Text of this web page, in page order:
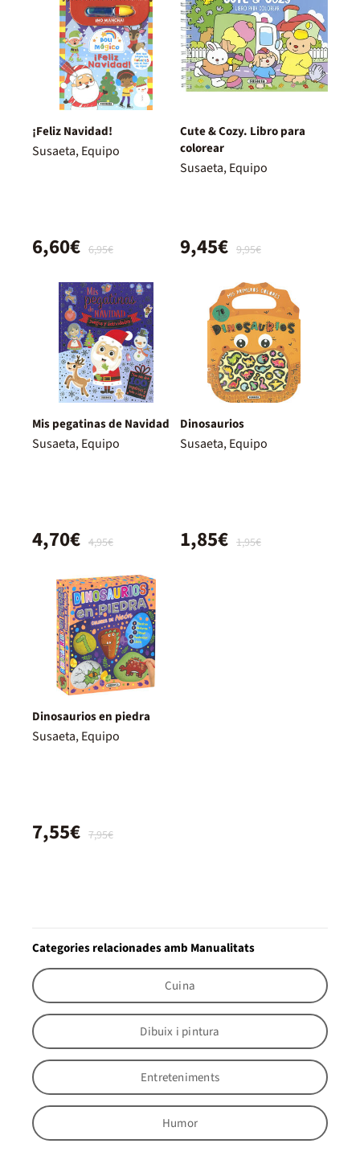
¡Feliz Navidad!
Susaeta, Equipo
6,95€
6,60€
Cute & Cozy. Libro para
colorear
Susaeta, Equipo
9,95€
9,45€
Mis pegatinas de Navidad
Susaeta, Equipo
4,95€
4,70€
Dinosaurios
Susaeta, Equipo
1,95€
1,85€
Dinosaurios en piedra
Susaeta, Equipo
7,95€
7,55€
Categories relacionades amb Manualitats
Cuina
Dibuix i pintura
Entreteniments
Humor